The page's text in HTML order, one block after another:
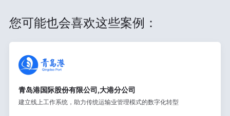
您可能也会喜欢这些案例：
青岛港国际股份有限公司,大港分公司
建立线上工作系统，助力传统运输业管理模式的数字化转型